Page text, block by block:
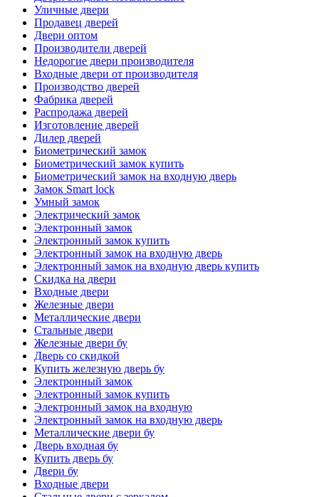
Уличные двери
Продавец дверей
Двери оптом
Производители дверей
Недорогие двери производителя
Входные двери от производителя
Производство дверей
Фабрика дверей
Распродажа дверей
Изготовление дверей
Дилер дверей
Биометрический замок
Биометрический замок купить
Биометрический замок на входную дверь
Замок Smart lock
Умный замок
Электрический замок
Электронный замок
Электронный замок купить
Электронный замок на входную дверь
Электронный замок на входную дверь купить
Скидка на двери
Входные двери
Железные двери
Металлические двери
Стальные двери
Железные двери бу
Дверь со скидкой
Купить железную дверь бу
Электронный замок
Электронный замок купить
Электронный замок на входную
Электронный замок на входную дверь
Металлические двери бу
Дверь входная бу
Купить дверь бу
Двери бу
Входные двери